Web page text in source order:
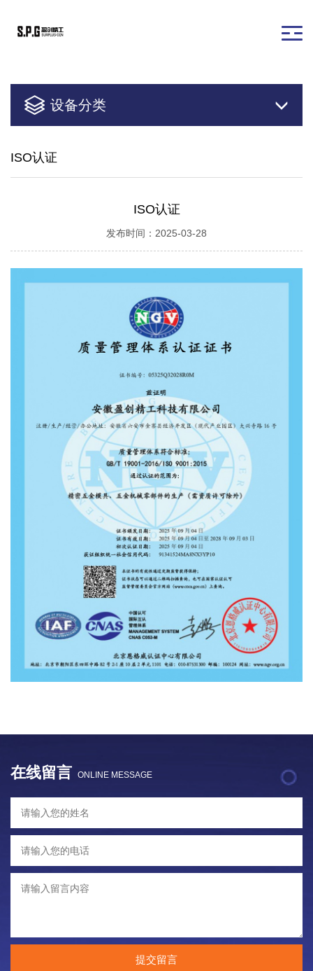
设备分类
ISO认证
ISO认证
发布时间：2025-03-28
在线留言 ONLINE MESSAGE
提交留言